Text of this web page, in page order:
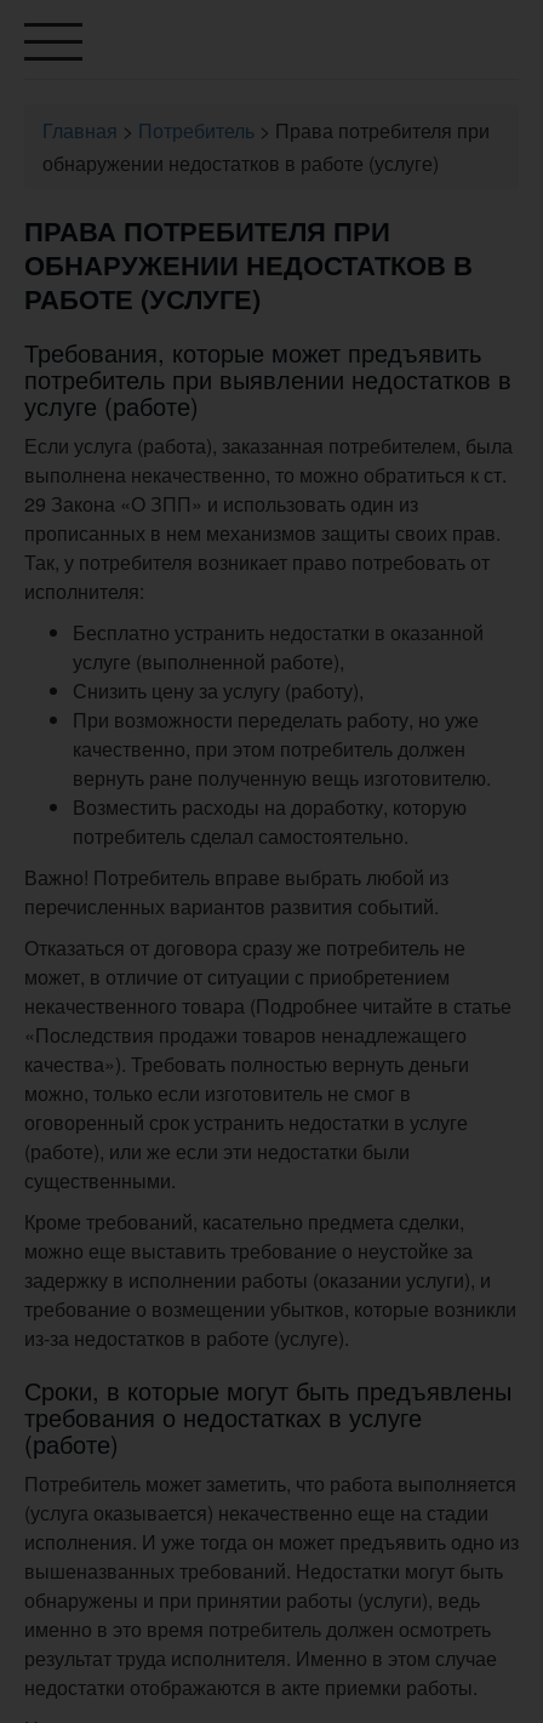
Переключатель
Главная > Потребитель > Права потребителя при
обнаружении недостатков в работе (услуге)
ПРАВА ПОТРЕБИТЕЛЯ ПРИ
ОБНАРУЖЕНИИ НЕДОСТАТКОВ В
РАБОТЕ (УСЛУГЕ)
Требования, которые может предъявить
потребитель при выявлении недостатков в
услуге (работе)
Если услуга (работа), заказанная потребителем, была
выполнена некачественно, то можно обратиться к ст.
29 Закона «О ЗПП» и использовать один из
прописанных в нем механизмов защиты своих прав.
Так, у потребителя возникает право потребовать от
исполнителя:
Бесплатно устранить недостатки в оказанной
услуге (выполненной работе),
Снизить цену за услугу (работу),
При возможности переделать работу, но уже
качественно, при этом потребитель должен
вернуть ране полученную вещь изготовителю.
Возместить расходы на доработку, которую
потребитель сделал самостоятельно.
Важно! Потребитель вправе выбрать любой из
перечисленных вариантов развития событий.
Отказаться от договора сразу же потребитель не
может, в отличие от ситуации с приобретением
некачественного товара (Подробнее читайте в статье
«Последствия продажи товаров ненадлежащего
качества»). Требовать полностью вернуть деньги
можно, только если изготовитель не смог в
оговоренный срок устранить недостатки в услуге
(работе), или же если эти недостатки были
существенными.
Кроме требований, касательно предмета сделки,
можно еще выставить требование о неустойке за
задержку в исполнении работы (оказании услуги), и
требование о возмещении убытков, которые возникли
из-за недостатков в работе (услуге).
Сроки, в которые могут быть предъявлены
требования о недостатках в услуге
(работе)
Потребитель может заметить, что работа выполняется
(услуга оказывается) некачественно еще на стадии
исполнения. И уже тогда он может предъявить одно из
вышеназванных требований. Недостатки могут быть
обнаружены и при принятии работы (услуги), ведь
именно в это время потребитель должен осмотреть
результат труда исполнителя. Именно в этом случае
недостатки отображаются в акте приемки работы.